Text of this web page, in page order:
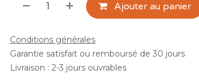
Ajouter au panier
Conditions générales
Garantie satisfait ou remboursé de 30 jours
Livraison : 2-3 jours ouvrables